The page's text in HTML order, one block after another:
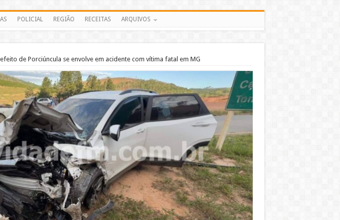
POLICIAL REGIÃO RECEITAS ARQUIVOS
de Porciúncula se envolve em acidente com vítima fatal em MG